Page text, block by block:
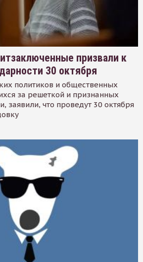
призвали к
30 октября
политиков и общественных
за решеткой и признанных
заявили, что проведут 30 октября